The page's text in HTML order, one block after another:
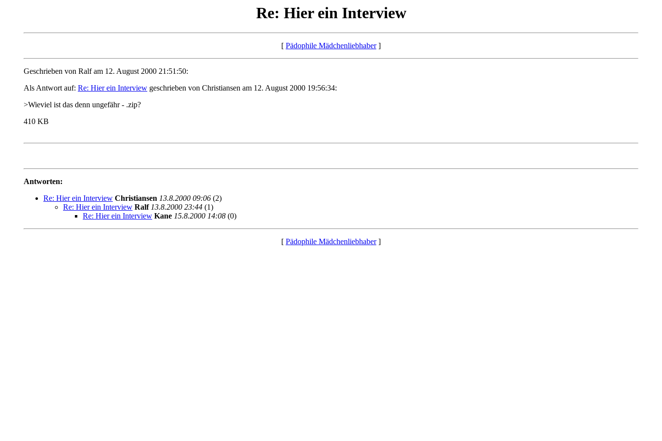
Re: Hier ein Interview
[ Pädophile Mädchenliebhaber]
Geschrieben von Ralf am 12. August 2000 21:51:50:
Als Antwort auf: Re: Hier ein Interview geschrieben von Christiansen am 12. August 2000 19:56:34:
>Wieviel ist das denn ungefähr - .zip?
410 KB
Antworten:
Re: Hier ein Interview Christiansen 13.8.2000 09:06 (2)
Re: Hier ein Interview Ralf 13.8.2000 23:44 (1)
Re: Hier ein Interview Kane 15.8.2000 14:08 (0)
[ Pädophile Mädchenliebhaber]